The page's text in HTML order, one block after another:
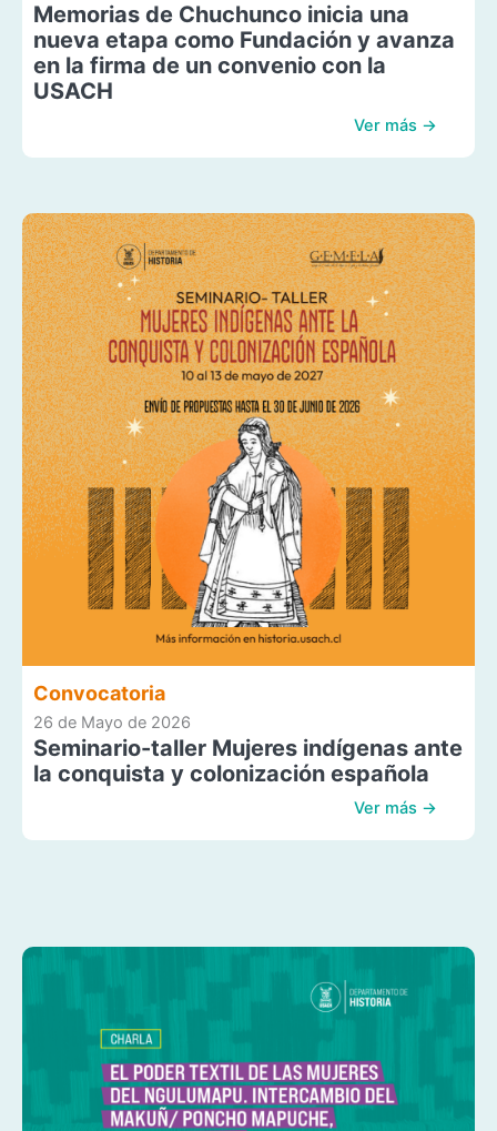
Memorias de Chuchunco inicia una
nueva etapa como Fundación y avanza
en la firma de un convenio con la
USACH
Ver más →
Convocatoria
26 de Mayo de 2026
Seminario-taller Mujeres indígenas ante
la conquista y colonización española
Ver más →